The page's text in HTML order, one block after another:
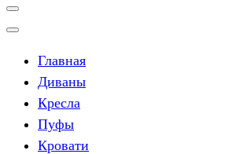
Главная
Диваны
Кресла
Пуфы
Кровати